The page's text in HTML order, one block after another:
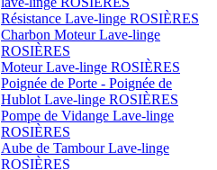
Résistance Lave-linge ROSIÈRES
Charbon Moteur Lave-linge
ROSIÈRES
Moteur Lave-linge ROSIÈRES
Poignée de Porte - Poignée de
Hublot Lave-linge ROSIÈRES
Pompe de Vidange Lave-linge
ROSIÈRES
Aube de Tambour Lave-linge
ROSIÈRES